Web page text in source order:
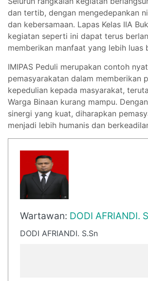
dan tertib, dengan mengedepankan
dan kebersamaan. Lapas Kelas IIA
kegiatan seperti ini dapat terus
memberikan manfaat yang lebih luas
IMIPAS Peduli merupakan contoh
pemasyarakatan dalam memberikan
kepedulian kepada masyarakat,
Warga Binaan kurang mampu.
sinergi yang kuat, diharapkan
menjadi lebih humanis dan
Wartawan: DODI AFRIANDI.
DODI AFRIANDI. S.Sn